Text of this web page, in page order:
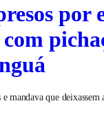
por
mandava que deixassem